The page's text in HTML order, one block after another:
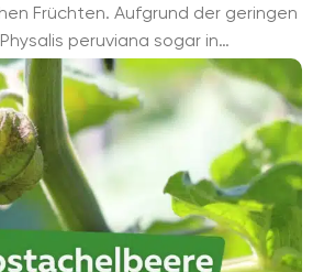
Früchten. Aufgrund der geringen
peruviana sogar in
Wer gern exotische, leckere, süß...